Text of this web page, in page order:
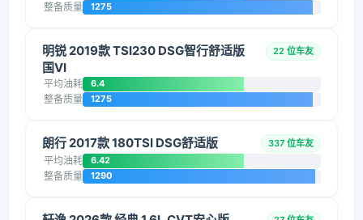
整备质量 1275
明锐 2019款 TSI230 DSG智行舒适版
国VI
22 位车友
平均油耗 6.4
整备质量 1275
朗行 2017款 180TSI DSG舒适版 337 位车友
平均油耗 6.42
整备质量 1290